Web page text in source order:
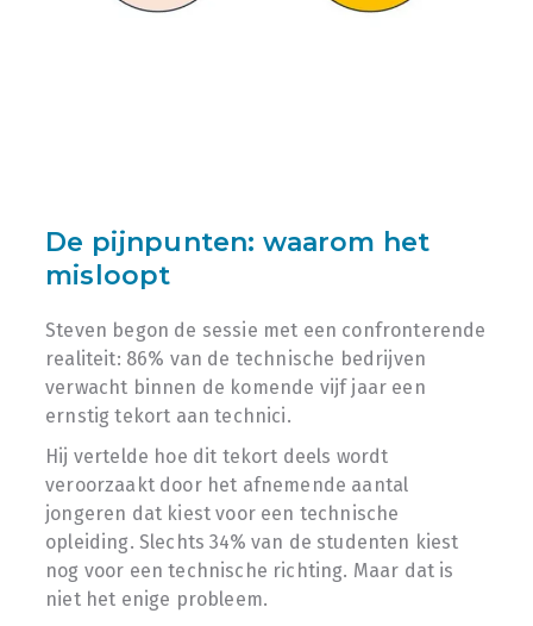
De pijnpunten: waarom het
misloopt
Steven begon de sessie met een confronterende
realiteit: 86% van de technische bedrijven
verwacht binnen de komende vijf jaar een
ernstig tekort aan technici.
Hij vertelde hoe dit tekort deels wordt
veroorzaakt door het afnemende aantal
jongeren dat kiest voor een technische
opleiding. Slechts 34% van de studenten kiest
nog voor een technische richting. Maar dat is
niet het enige probleem.